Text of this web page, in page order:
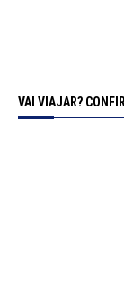
VAI VIAJAR?